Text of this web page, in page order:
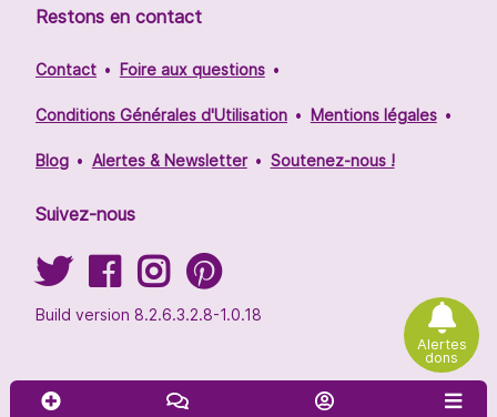
Alertes
dons
Restons en contact
Contact Foire aux questions
Conditions Générales d'Utilisation Mentions légales
Blog Alertes & Newsletter Soutenez-nous !
Suivez-nous
Build version 8.2.6.3.2.8-1.0.18